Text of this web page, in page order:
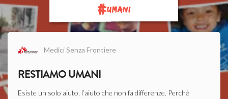
#UMANI
Medici Senza Frontiere
RESTIAMO UMANI
Esiste un solo aiuto, l’aiuto che non fa differenze. Perché